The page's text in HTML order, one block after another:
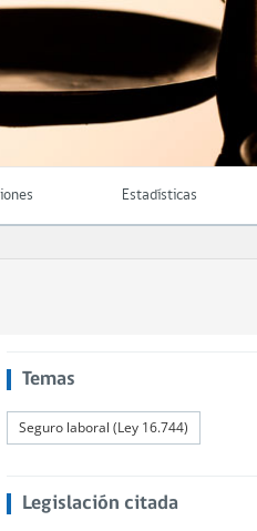
Estadísticas
Temas
Seguro laboral (Ley 16.744)
Legislación citada